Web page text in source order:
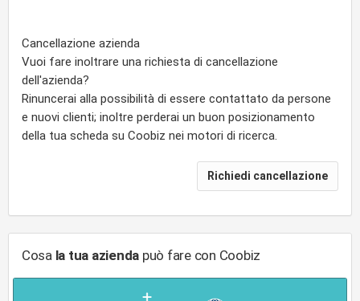
Cancellazione azienda
Vuoi fare inoltrare una richiesta di cancellazione
dell'azienda?
Rinuncerai alla possibilità di essere contattato da persone
e nuovi clienti; inoltre perderai un buon posizionamento
della tua scheda su Coobiz nei motori di ricerca.
Cosa la tua azienda può fare con Coobiz